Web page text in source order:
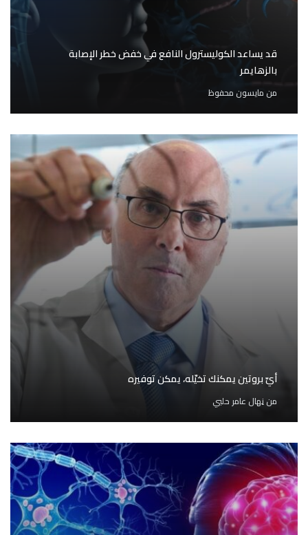
قد يساعد الكوليسترول النافع في خفض خطر الإصابة
بالزهايمر
من مايسون محفوظ
أيّ بروتين يمكنك تخيّله، يمكن توفيره
مننِهال عامر حلبي